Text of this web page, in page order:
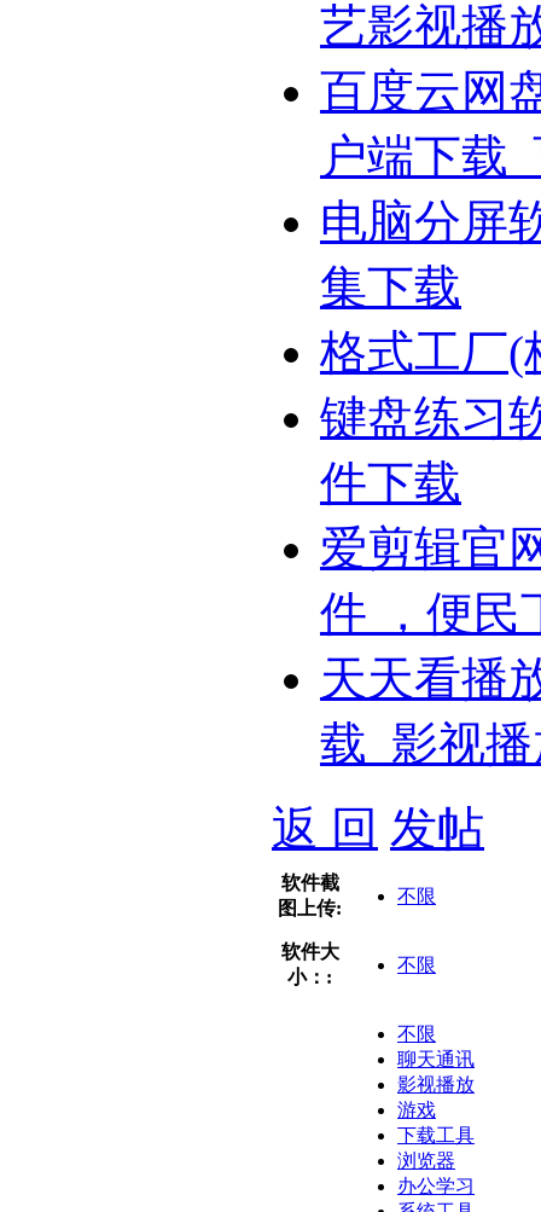
艺影视播
百度云网
户端下载
电脑分屏
集下载
格式工厂(
键盘练习
件下载
爱剪辑官
件 ，便民
天天看播
载_影视
返 回 发帖
软件截
图上传:
不限
软件大
小：:
不限
不限
聊天通讯
影视播放
游戏
下载工具
浏览器
办公学习